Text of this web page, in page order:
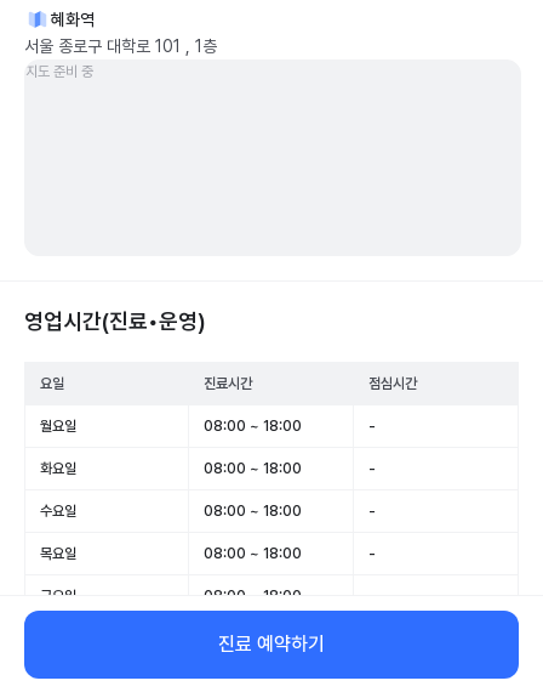
혜화역
서울 종로구 대학로 101 , 1층
지도 준비 중
영업시간(진료•운영)
요일 진료시간 점심시간
월요일 08:00 ~ 18:00 -
화요일 08:00 ~ 18:00 -
수요일 08:00 ~ 18:00 -
목요일 08:00 ~ 18:00 -
금요일 08:00 ~ 18:00
08:00 ~ 13:00
일요일 휴무 -
진료 예약하기